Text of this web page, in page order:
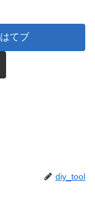
はてブ
diy_tool